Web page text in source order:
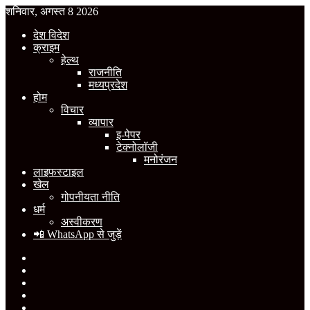
शनिवार, अगस्त 8 2026
देश विदेश
क्राइम
हेल्थ
राजनीति
मध्यप्रदेश
होम
विचार
व्यापार
इ-पेपर
टेक्नोलॉजी
मनोरंजन
लाइफस्टाइल
खेल
गोपनीयता नीति
धर्म
अस्वीकरण
📲 WhatsApp से जुड़ें